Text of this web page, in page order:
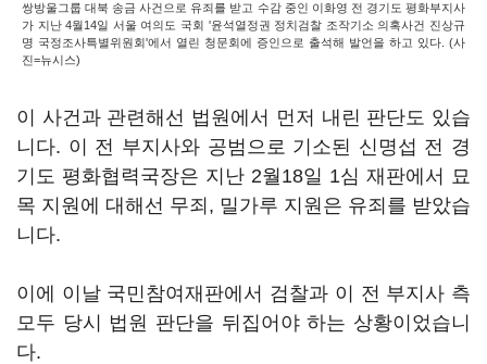
쌍방울그룹 대북 송금 사건으로 유죄를 받고 수감 중인 이화영 전 경기도 평화부지사
가 지난 4월14일 서울 여의도 국회 '윤석열정권 정치검찰 조작기소 의혹사건 진상규
명 국정조사특별위원회'에서 열린 청문회에 증인으로 출석해 발언을 하고 있다. (사
진=뉴시스)
이 사건과 관련해선 법원에서 먼저 내린 판단도 있습
니다. 이 전 부지사와 공범으로 기소된 신명섭 전 경
기도 평화협력국장은 지난 2월18일 1심 재판에서 묘
목 지원에 대해선 무죄, 밀가루 지원은 유죄를 받았습
니다.
이에 이날 국민참여재판에서 검찰과 이 전 부지사 측
모두 당시 법원 판단을 뒤집어야 하는 상황이었습니
다.